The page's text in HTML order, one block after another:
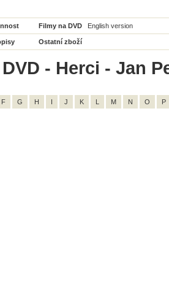
Filmy na DVD English version
Ostatní zboží
- Herci - Jan
F G H I J K L M N O P